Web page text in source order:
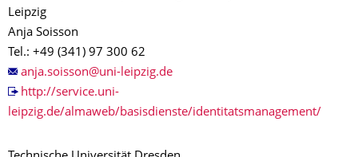
Leipzig
Anja Soisson
Tel.: +49 (341) 97 300 62
http://service.uni-
leipzig.de/almaweb/basisdienste/identitatsmanagement/